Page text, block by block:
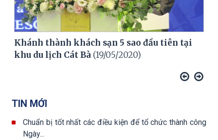
Khánh thành khách sạn 5 sao đầu tiên tại
khu du lịch Cát Bà (19/05/2020)
TIN MỚI
Chuẩn bị tốt nhất các điều kiện để tổ chức thành công
Ngày...